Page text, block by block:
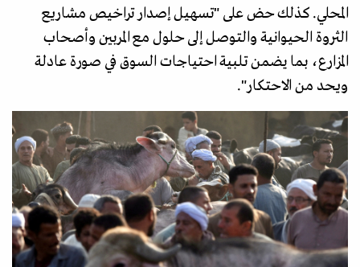
المحلي. كذلك حض على "تسهيل إصدار تراخيص مشاريع
الثروة الحيوانية والتوصل إلى حلول مع المربين وأصحاب
المزارع، بما يضمن تلبية احتياجات السوق في صورة عادلة
ويحد من الاحتكار".